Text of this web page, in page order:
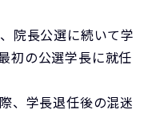
院長公選に続いて学
初の公選学長に就任
、学長退任後の混迷